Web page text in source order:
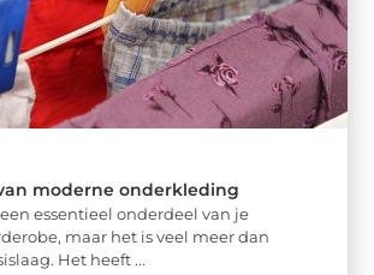
moderne onderkleding
essentieel onderdeel van je
maar het is veel meer dan
Het heeft ...